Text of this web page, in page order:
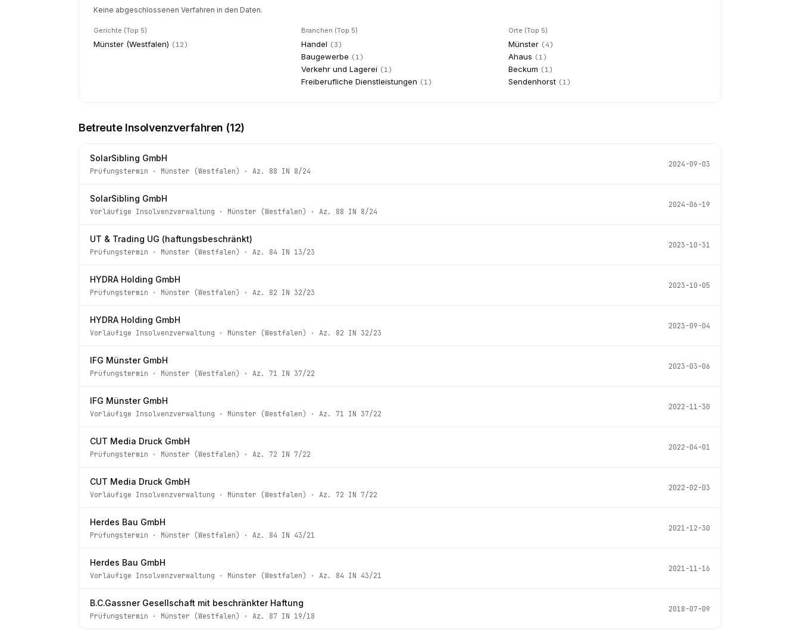
Keine abgeschlossenen Verfahren in den Daten.
Gerichte (Top 5)
Münster (Westfalen) (12)
Branchen (Top 5)
Handel (3)
Baugewerbe (1)
Verkehr und Lagerei (1)
Freiberufliche Dienstleistungen (1)
Orte (Top 5)
Münster (4)
Ahaus (1)
Beckum (1)
Sendenhorst (1)
Betreute Insolvenzverfahren (12)
SolarSibling GmbH
Prüfungstermin · Münster (Westfalen) · Az. 88 IN 8/24
2024-09-03
SolarSibling GmbH
Vorläufige Insolvenzverwaltung · Münster (Westfalen) · Az. 88 IN 8/24
2024-06-19
UT & Trading UG (haftungsbeschränkt)
Prüfungstermin · Münster (Westfalen) · Az. 84 IN 13/23
2023-10-31
HYDRA Holding GmbH
Prüfungstermin · Münster (Westfalen) · Az. 82 IN 32/23
2023-10-05
HYDRA Holding GmbH
Vorläufige Insolvenzverwaltung · Münster (Westfalen) · Az. 82 IN 32/23
2023-09-04
IFG Münster GmbH
Prüfungstermin · Münster (Westfalen) · Az. 71 IN 37/22
2023-03-06
IFG Münster GmbH
Vorläufige Insolvenzverwaltung · Münster (Westfalen) · Az. 71 IN 37/22
2022-11-30
CUT Media Druck GmbH
Prüfungstermin · Münster (Westfalen) · Az. 72 IN 7/22
2022-04-01
CUT Media Druck GmbH
Vorläufige Insolvenzverwaltung · Münster (Westfalen) · Az. 72 IN 7/22
2022-02-03
Herdes Bau GmbH
Prüfungstermin · Münster (Westfalen) · Az. 84 IN 43/21
2021-12-30
Herdes Bau GmbH
Vorläufige Insolvenzverwaltung · Münster (Westfalen) · Az. 84 IN 43/21
2021-11-16
B.C.Gassner Gesellschaft mit beschränkter Haftung
Prüfungstermin · Münster (Westfalen) · Az. 87 IN 19/18
2018-07-09